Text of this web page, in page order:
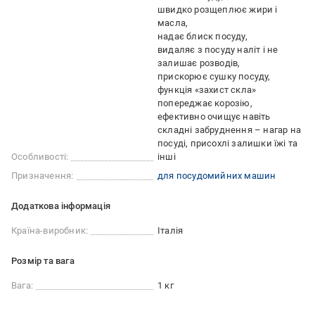
Особливості:
швидко розщеплює жири і
масла
надає блиск посуду
видаляє з посуду наліт і не
залишає розводів
прискорює сушку посуду
функція «захист скла»
попереджає корозію
ефективно очищує навіть
складні забруднення – нагар на
посуді, присохлі залишки їжі та
інші
Призначення:
для посудомийних машин
Додаткова інформація
Країна-виробник: Італія
Розмір та вага
Вага: 1 кг